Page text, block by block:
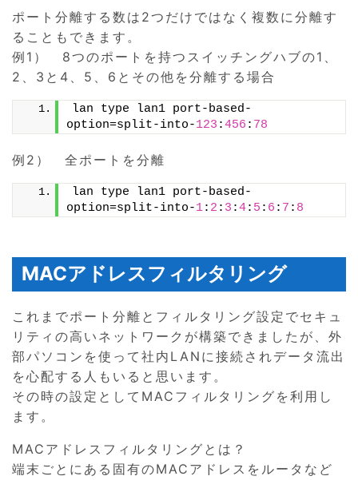
ポート分離する数は2つだけではなく複数に分離す
ることもできます。
例1） 8つのポートを持つスイッチングハブの1、
2、3と4、5、6とその他を分離する場合
lan type lan1 port-based-
option=split-into-123 :456 : 78
例2） 全ポートを分離
lan type lan1 port-based-
option=split-into-1: 2 : 3 :4: 5 : 6 : 7 : 8
MACアドレスフィルタリング
これまでポート分離とフィルタリング設定でセキュ
リティの高いネットワークが構築できましたが、外
部パソコンを使って社内LANに接続されデータ流出
を心配する人もいると思います。
その時の設定としてMACフィルタリングを利用し
ます。
MACアドレスフィルタリングとは？
端末ごとにある固有のMACアドレスをルータなど